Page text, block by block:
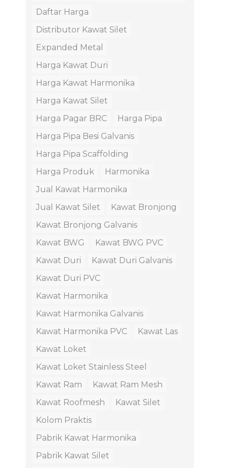
Daftar Harga
Distributor Kawat Silet
Expanded Metal
Harga Kawat Duri
Harga Kawat Harmonika
Harga Kawat Silet
Harga Pagar BRC
Harga Pipa
Harga Pipa Besi Galvanis
Harga Pipa Scaffolding
Harga Produk
Harmonika
Jual Kawat Harmonika
Jual Kawat Silet
Kawat Bronjong
Kawat Bronjong Galvanis
Kawat BWG
Kawat BWG PVC
Kawat Duri
Kawat Duri Galvanis
Kawat Duri PVC
Kawat Harmonika
Kawat Harmonika Galvanis
Kawat Harmonika PVC
Kawat Las
Kawat Loket
Kawat Loket Stainless Steel
Kawat Ram
Kawat Ram Mesh
Kawat Roofmesh
Kawat Silet
Kolom Praktis
Pabrik Kawat Harmonika
Pabrik Kawat Silet